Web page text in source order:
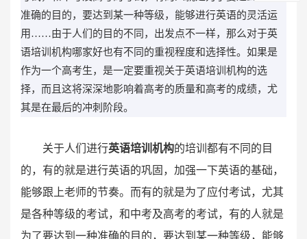
准确的目的，要达到某一种等级，能够进行英语的灵活运
用……由于人们的目的不同，出发点不一样，那么对于英
语培训机构哪家好也有不同的重视程度和选择性。如果是
作为一个高考生，是一定要重视关于英语培训机构的选
择，而且这将深深地影响着高考的质量和高考的成绩，尤
其是在最后的冲刺阶段。
关于人们进行英语培训机构的培训都有不同的目
的，有的就是进行英语的巩固，加强一下英语的基础，
能够跟上老师的节奏。而有的就是为了应付考试，尤其
是各种等级的考试，和中考及高考的考试，有的人就是
为了要达到一种准确的目的，要达到某一种等级，能够